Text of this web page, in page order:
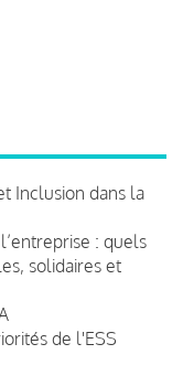
Inclusion dans la
: quels
solidaires et
de l'ESS